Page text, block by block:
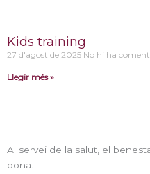
Kids training
27 d'agost de 2025 No hi ha
Llegir més »
Al servei de la salut, el
dona.